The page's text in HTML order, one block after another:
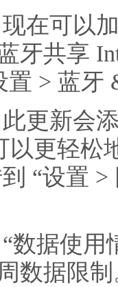
可以加
牙共享
置 > 蓝牙
新会添
以更轻松
“设置 >
据使用
数据限